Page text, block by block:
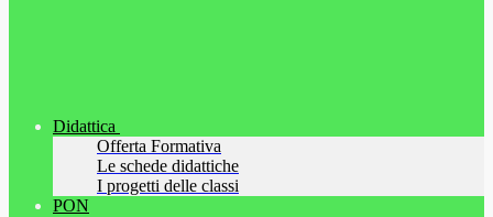
Didattica
Offerta Formativa
Le schede didattiche
I progetti delle classi
PON